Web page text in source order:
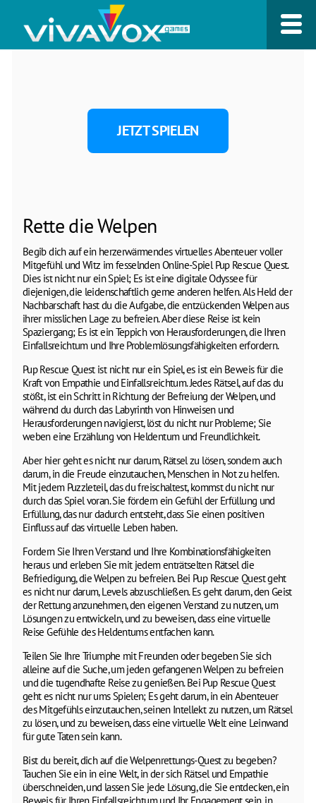
JETZT SPIELEN
Rette die Welpen
Begib dich auf ein herzerwärmendes virtuelles Abenteuer voller
Mitgefühl und Witz im fesselnden Online-Spiel Pup Rescue Quest.
Dies ist nicht nur ein Spiel; Es ist eine digitale Odyssee für
diejenigen, die leidenschaftlich gerne anderen helfen. Als Held der
Nachbarschaft hast du die Aufgabe, die entzückenden Welpen aus
ihrer misslichen Lage zu befreien. Aber diese Reise ist kein
Spaziergang; Es ist ein Teppich von Herausforderungen, die Ihren
Einfallsreichtum und Ihre Problemlösungsfähigkeiten erfordern.
Pup Rescue Quest ist nicht nur ein Spiel, es ist ein Beweis für die
Kraft von Empathie und Einfallsreichtum. Jedes Rätsel, auf das du
stößt, ist ein Schritt in Richtung der Befreiung der Welpen, und
während du durch das Labyrinth von Hinweisen und
Herausforderungen navigierst, löst du nicht nur Probleme; Sie
weben eine Erzählung von Heldentum und Freundlichkeit.
Aber hier geht es nicht nur darum, Rätsel zu lösen, sondern auch
darum, in die Freude einzutauchen, Menschen in Not zu helfen.
Mit jedem Puzzleteil, das du freischaltest, kommst du nicht nur
durch das Spiel voran. Sie fördern ein Gefühl der Erfüllung und
Erfüllung, das nur dadurch entsteht, dass Sie einen positiven
Einfluss auf das virtuelle Leben haben.
Fordern Sie Ihren Verstand und Ihre Kombinationsfähigkeiten
heraus und erleben Sie mit jedem enträtselten Rätsel die
Befriedigung, die Welpen zu befreien. Bei Pup Rescue Quest geht
es nicht nur darum, Levels abzuschließen. Es geht darum, den Geist
der Rettung anzunehmen, den eigenen Verstand zu nutzen, um
Lösungen zu entwickeln, und zu beweisen, dass eine virtuelle
Reise Gefühle des Heldentums entfachen kann.
Teilen Sie Ihre Triumphe mit Freunden oder begeben Sie sich
alleine auf die Suche, um jeden gefangenen Welpen zu befreien
und die tugendhafte Reise zu genießen. Bei Pup Rescue Quest
geht es nicht nur ums Spielen; Es geht darum, in ein Abenteuer
des Mitgefühls einzutauchen, seinen Intellekt zu nutzen, um Rätsel
zu lösen, und zu beweisen, dass eine virtuelle Welt eine Leinwand
für gute Taten sein kann.
Bist du bereit, dich auf die Welpenrettungs-Quest zu begeben?
Tauchen Sie ein in eine Welt, in der sich Rätsel und Empathie
überschneiden, und lassen Sie jede Lösung, die Sie entdecken, ein
Beweis für Ihren Einfallsreichtum und Ihr Engagement sein, in